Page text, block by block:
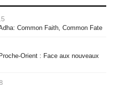
Common Faith, Common Fate
Orient : Face aux nouveaux